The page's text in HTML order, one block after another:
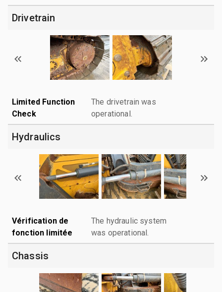
Drivetrain
Limited Function
Check
The drivetrain was
operational.
Hydraulics
Vérification de
fonction limitée
The hydraulic system
was operational.
Chassis